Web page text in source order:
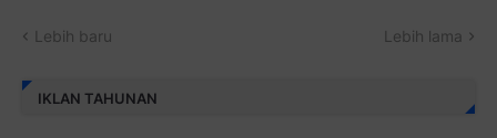
Lebih baru Lebih lama
IKLAN TAHUNAN